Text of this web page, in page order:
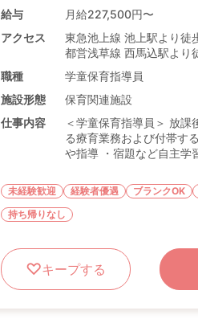
給与
月給227,500円〜
アクセス
東急池上線 池上駅より徒
都営浅草線 西馬込駅より
職種
学童保育指導員
施設形態
保育関連施設
仕事内容
＜学童保育指導員＞ 放課
る療育業務および付帯す
や指導 ・宿題など自主学
未経験歓迎 経験者優遇 ブランクOK
持ち帰りなし
キープする